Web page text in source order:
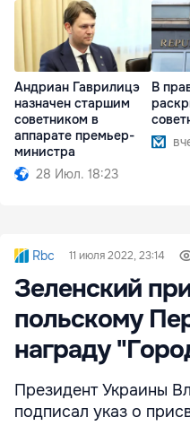
Андриан Гаврилицэ
назначен старшим
советником в
аппарате премьер-
министра
28 Июл. 18:23
В
Rbc 11 июля 2022, 23:14
Зеленский
польскому
награду
Президент Украины
подписал указ о